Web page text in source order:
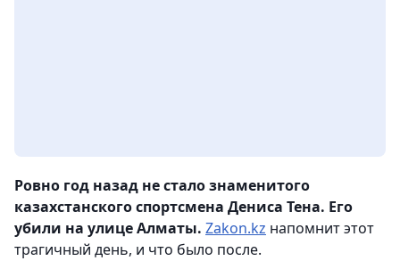
Ровно год назад не стало знаменитого
казахстанского спортсмена Дениса Тена. Его
убили на улице Алматы. Zakon.kz напомнит этот
трагичный день, и что было после.